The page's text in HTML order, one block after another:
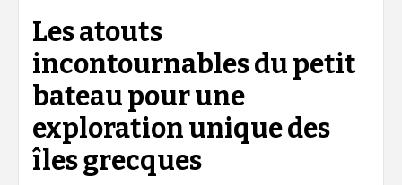
Les atouts
incontournables du petit
bateau pour une
exploration unique des
îles grecques